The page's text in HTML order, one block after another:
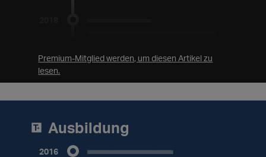
2016 bis 2018
________________
Premium-Mitglied werden, um diesen Artikel zu
lesen.
Ausbildung
2016 ________________